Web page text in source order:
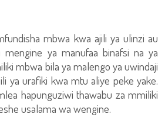
mbwa kwa ajili ya ulinzi au
mengine ya manufaa binafsi na ya
mbwa bila ya malengo ya uwindaji
ya urafiki kwa mtu aliye peke yake.
hapunguziwi thawabu za mmiliki
usalama wa wengine.